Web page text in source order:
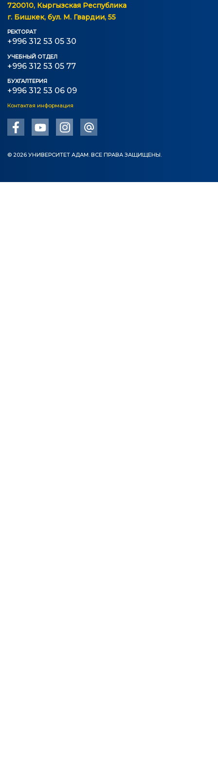
720010, Кыргызская Республика
г. Бишкек, бул. М. Гвардии, 55
РЕКТОРАТ
+996 312 53 05 30
УЧЕБНЫЙ ОТДЕЛ
+996 312 53 05 77
БУХГАЛТЕРИЯ
+996 312 53 06 09
Контактая информация
© 2026 УНИВЕРСИТЕТ АДАМ. ВСЕ ПРАВА ЗАЩИЩЕНЫ.